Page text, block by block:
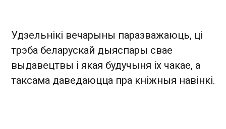
Удзельнікі вечарыны паразважаюць, ці
трэба беларускай дыяспары свае
выдавецтвы і якая будучыня іх чакае, а
таксама даведаюцца пра кніжныя навінкі.